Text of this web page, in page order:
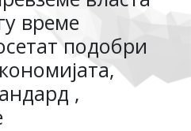
време
подобри
,